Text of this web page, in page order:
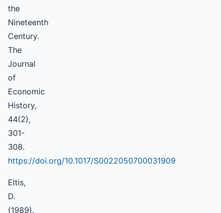
the
Nineteenth
Century.
The
Journal
of
Economic
History,
44(2),
301-
308.
https://doi.org/10.1017/S0022050700031909
Eltis,
D.
(1989).